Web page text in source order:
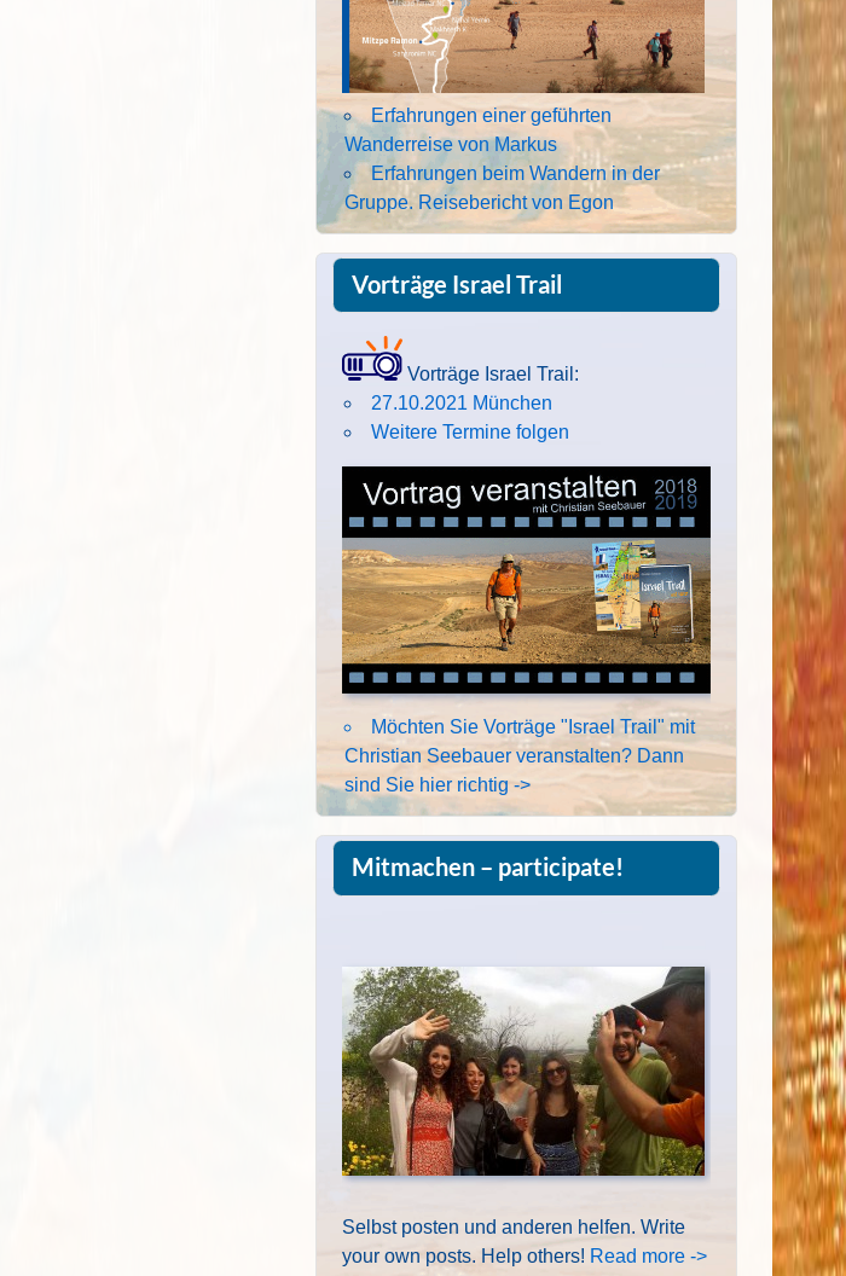
Erfahrungen einer geführten
Wanderreise von Markus
Erfahrungen beim Wandern in der
Gruppe. Reisebericht von Egon
Vorträge Israel Trail
Vorträge Israel Trail:
27.10.2021 München
Weitere Termine folgen
Möchten Sie Vorträge "Israel Trail" mit
Christian Seebauer veranstalten? Dann
sind Sie hier richtig ->
Mitmachen – participate!
Selbst posten und anderen helfen. Write
your own posts. Help others! Read more ->